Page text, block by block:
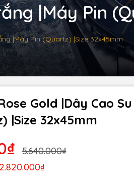
|Máy Pin
|Máy Pin (Quartz) |Size 32x45mm
Gold |Dây Cao
|Size 32x45mm
5.640.000₫
2.820.000₫